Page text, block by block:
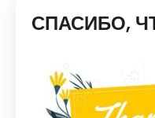
СПАСИБО,